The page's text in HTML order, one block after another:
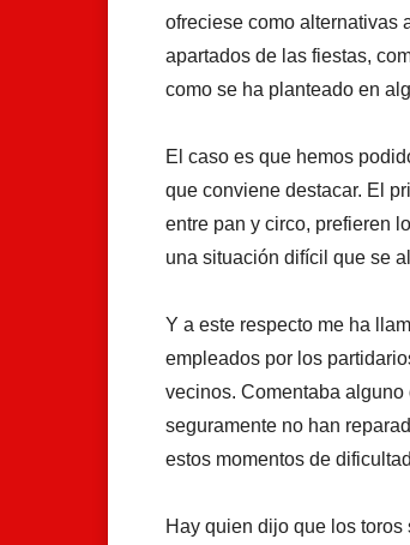
ofreciese como alternativas
apartados de las fiestas,
como se ha planteado en
El caso es que hemos
que conviene destacar. El
entre pan y circo, prefieren
una situación difícil que se
Y a este respecto me ha
empleados por los
vecinos. Comentaba
seguramente no han
estos momentos de
Hay quien dijo que los